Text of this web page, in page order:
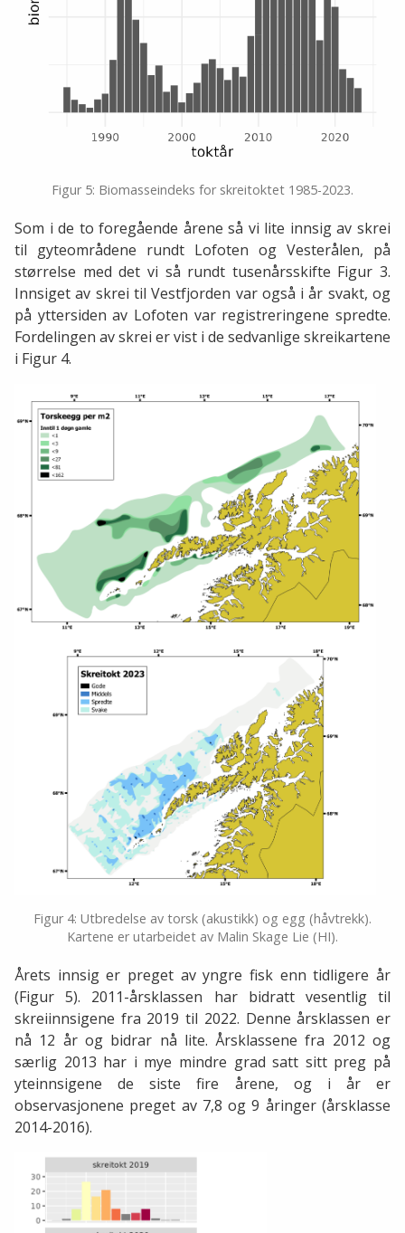
Figur 5: Biomasseindeks for skreitoktet 1985-2023.
Som i de to foregående årene så vi lite innsig av skrei
til gyteområdene rundt Lofoten og Vesterålen, på
størrelse med det vi så rundt tusenårsskifte Figur 3.
Innsiget av skrei til Vestfjorden var også i år svakt, og
på yttersiden av Lofoten var registreringene spredte.
Fordelingen av skrei er vist i de sedvanlige skreikartene
i Figur 4.
Figur 4: Utbredelse av torsk (akustikk) og egg (håvtrekk).
Kartene er utarbeidet av Malin Skage Lie (HI).
Årets innsig er preget av yngre fisk enn tidligere år
(Figur 5). 2011-årsklassen har bidratt vesentlig til
skreiinnsigene fra 2019 til 2022. Denne årsklassen er
nå 12 år og bidrar nå lite. Årsklassene fra 2012 og
særlig 2013 har i mye mindre grad satt sitt preg på
yteinnsigene de siste fire årene, og i år er
observasjonene preget av 7,8 og 9 åringer (årsklasse
2014-2016).